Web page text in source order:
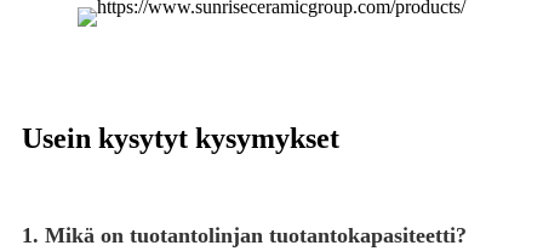
Usein kysytyt kysymykset
1. Mikä on tuotantolinjan tuotantokapasiteetti?